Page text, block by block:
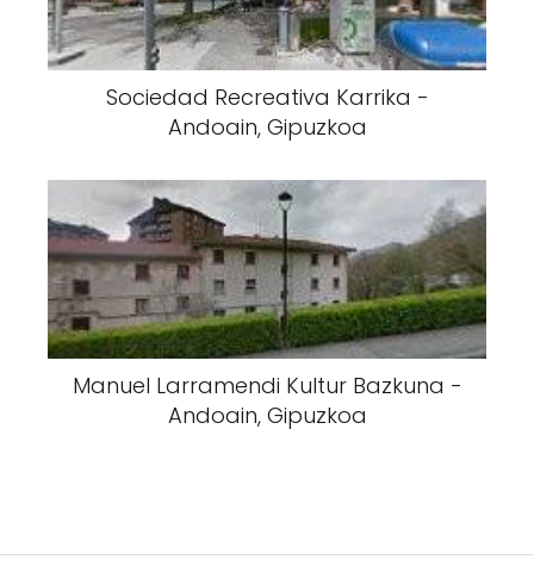
Sociedad Recreativa Karrika -
Andoain, Gipuzkoa
Manuel Larramendi Kultur Bazkuna -
Andoain, Gipuzkoa